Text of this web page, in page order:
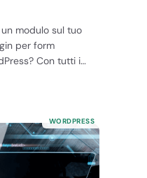
modulo sul tuo
per form
Con tutti i
WORDPRESS